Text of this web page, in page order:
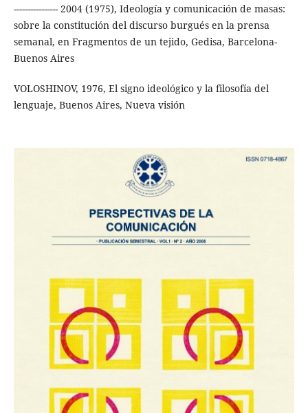
---------------- 2004 (1975), Ideología y comunicación de masas:
sobre la constitución del discurso burgués en la prensa
semanal, en Fragmentos de un tejido, Gedisa, Barcelona-
Buenos Aires
VOLOSHINOV, 1976, El signo ideológico y la filosofía del
lenguaje, Buenos Aires, Nueva visión